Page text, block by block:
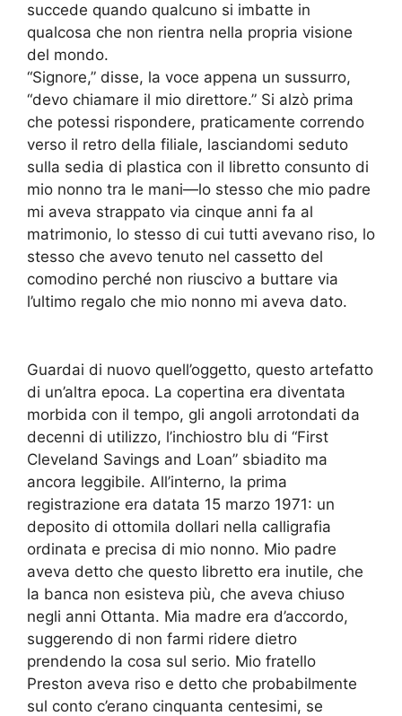
succede quando qualcuno si imbatte in
qualcosa che non rientra nella propria visione
del mondo.
“Signore,” disse, la voce appena un sussurro,
“devo chiamare il mio direttore.” Si alzò prima
che potessi rispondere, praticamente correndo
verso il retro della filiale, lasciandomi seduto
sulla sedia di plastica con il libretto consunto di
mio nonno tra le mani—lo stesso che mio padre
mi aveva strappato via cinque anni fa al
matrimonio, lo stesso di cui tutti avevano riso, lo
stesso che avevo tenuto nel cassetto del
comodino perché non riuscivo a buttare via
l’ultimo regalo che mio nonno mi aveva dato.
Guardai di nuovo quell’oggetto, questo artefatto
di un’altra epoca. La copertina era diventata
morbida con il tempo, gli angoli arrotondati da
decenni di utilizzo, l’inchiostro blu di “First
Cleveland Savings and Loan” sbiadito ma
ancora leggibile. All’interno, la prima
registrazione era datata 15 marzo 1971: un
deposito di ottomila dollari nella calligrafia
ordinata e precisa di mio nonno. Mio padre
aveva detto che questo libretto era inutile, che
la banca non esisteva più, che aveva chiuso
negli anni Ottanta. Mia madre era d’accordo,
suggerendo di non farmi ridere dietro
prendendo la cosa sul serio. Mio fratello
Preston aveva riso e detto che probabilmente
sul conto c’erano cinquanta centesimi, se